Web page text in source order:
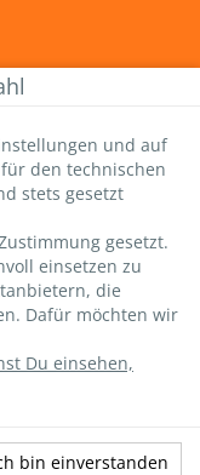
und auf
den technischen
stets gesetzt
gesetzt.
einsetzen zu
die
Dafür möchten wir
Du einsehen,
bin einverstanden